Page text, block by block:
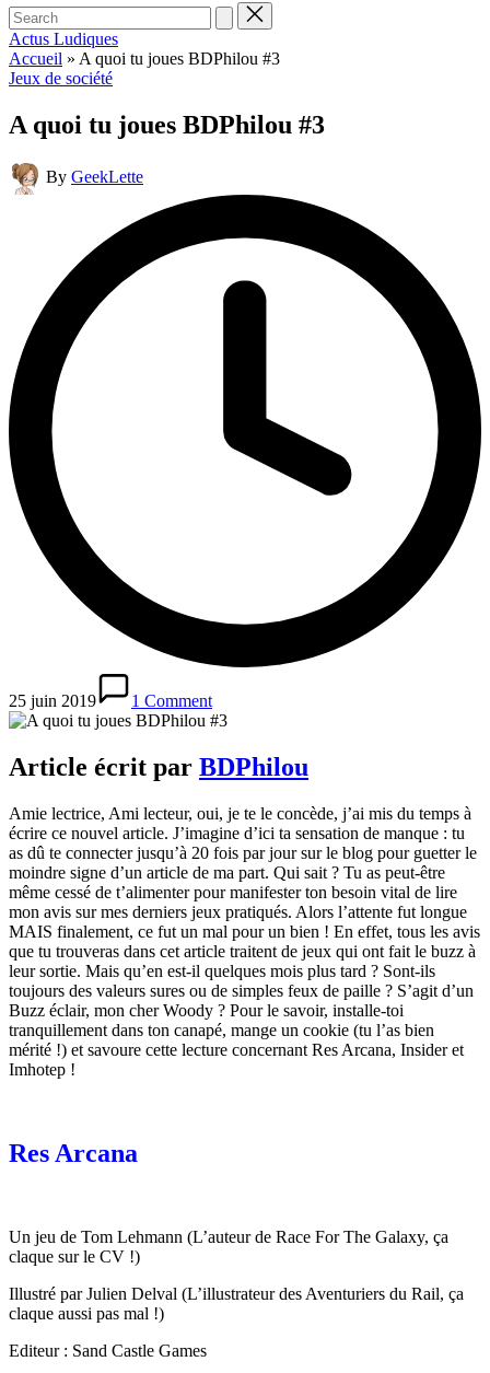
Search
for:
Actus Ludiques
Accueil » A quoi tu joues BDPhilou #3
Posted
Jeux de société
A quoi tu joues BDPhilou #3
Posted
by
By GeekLette
25 juin 2019 1 Comment
Article écrit par BDPhilou
Amie lectrice, Ami lecteur, oui, je te le concède, j’ai mis du temps à
écrire ce nouvel article. J’imagine d’ici ta sensation de manque : tu
as dû te connecter jusqu’à 20 fois par jour sur le blog pour guetter le
moindre signe d’un article de ma part. Qui sait ? Tu as peut-être
même cessé de t’alimenter pour manifester ton besoin vital de lire
mon avis sur mes derniers jeux pratiqués. Alors l’attente fut longue
MAIS finalement, ce fut un mal pour un bien ! En effet, tous les avis
que tu trouveras dans cet article traitent de jeux qui ont fait le buzz à
leur sortie. Mais qu’en est-il quelques mois plus tard ? Sont-ils
toujours des valeurs sures ou de simples feux de paille ? S’agit d’un
Buzz éclair, mon cher Woody ? Pour le savoir, installe-toi
tranquillement dans ton canapé, mange un cookie (tu l’as bien
mérité !) et savoure cette lecture concernant Res Arcana, Insider et
Imhotep !
Res Arcana
Un jeu de Tom Lehmann (L’auteur de Race For The Galaxy, ça
claque sur le CV !)
Illustré par Julien Delval (L’illustrateur des Aventuriers du Rail, ça
claque aussi pas mal !)
Editeur : Sand Castle Games